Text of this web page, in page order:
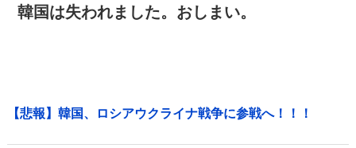
韓国は失われました。おしまい。
【悲報】韓国、ロシアウクライナ戦争に参戦へ！！！